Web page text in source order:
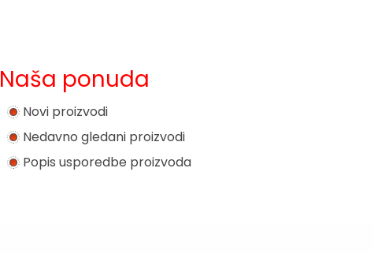
Naša ponuda
Novi proizvodi
Nedavno gledani proizvodi
Popis usporedbe proizvoda